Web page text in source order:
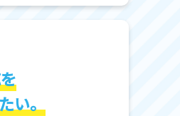
い。